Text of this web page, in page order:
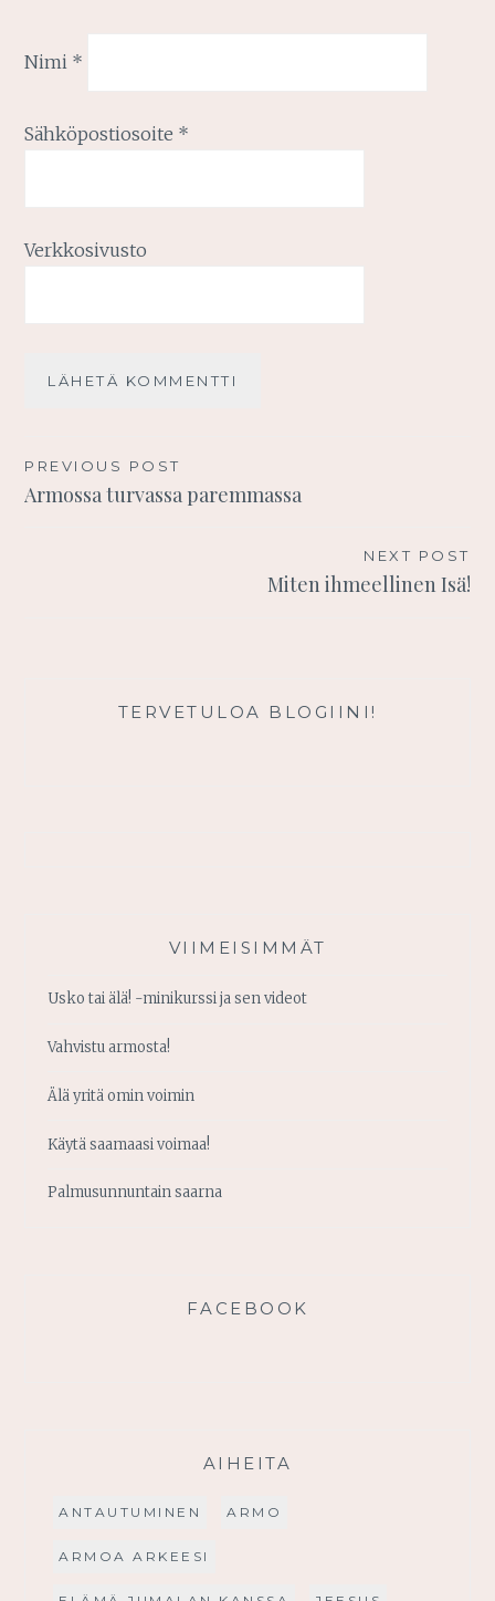
Nimi *
Sähköpostiosoite *
Verkkosivusto
Artikkelien
selaus
PREVIOUS POST
Armossa turvassa paremmassa
NEXT POST
Miten ihmeellinen Isä!
TERVETULOA BLOGIINI!
VIIMEISIMMÄT
Usko tai älä! -minikurssi ja sen videot
Vahvistu armosta!
Älä yritä omin voimin
Käytä saamaasi voimaa!
Palmusunnuntain saarna
FACEBOOK
AIHEITA
ANTAUTUMINEN ARMO
ARMOA ARKEESI